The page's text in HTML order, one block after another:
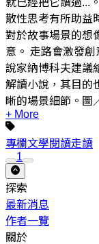
就已經把它讀過...
散性思考有所助益
對於故事場景的想
意。 走路會激發
說家納博科夫建議
解讀小說，其目的
晰的場景細節。圖
+ More
專欄文學閱讀走讀
1
探索
最新消息
作者一覽
關於